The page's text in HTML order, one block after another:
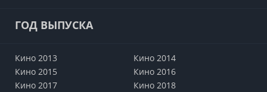
ГОД ВЫПУСКА
Кино 2013
Кино 2014
Кино 2015
Кино 2016
Кино 2017
Кино 2018